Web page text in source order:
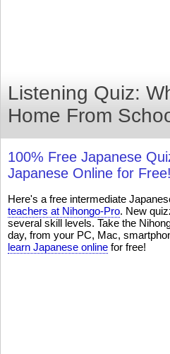
Listening Quiz:
Home From
100% Free Japanese
Japanese Online for Free!
Here's a free intermediate
teachers at Nihongo-Pro. New
several skill levels. Take the
day, from your PC, Mac,
learn Japanese online for free!